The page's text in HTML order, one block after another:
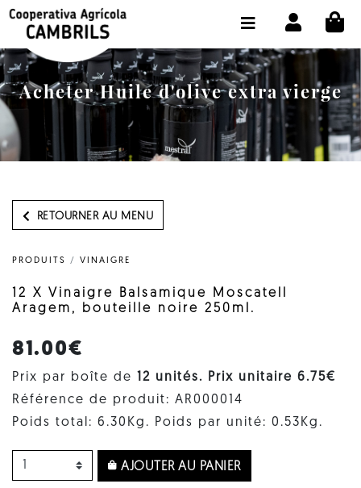
Acheter Huile d'olive extra vierge
RETOURNER AU MENU
PRODUITS / VINAIGRE
12 X Vinaigre Balsamique Moscatell
Aragem, bouteille noire 250ml.
81.00€
Prix par boîte de
12 unités. Prix ​​unitaire 6.75€
Référence de produit: AR000014
Poids total: 6.30Kg. Poids par unité: 0.53Kg.
AJOUTER AU PANIER
BOUTIQUE ACHETER EN LIGNE
LA COOPÉRATIVE
OLEOTOUR
PRODUITS
NOTRE HUILE
CHOISIR LA LANGUE: